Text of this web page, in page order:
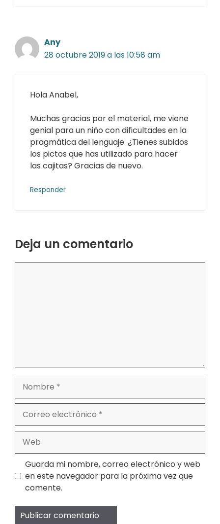
Any
28 octubre 2019 a las 10:58 am
Hola Anabel,
Muchas gracias por el material, me viene
genial para un niño con dificultades en la
pragmática del lenguaje. ¿Tienes subidos
los pictos que has utilizado para hacer
las cajitas? Gracias de nuevo.
Responder
Deja un comentario
electrónico
Guarda mi nombre, correo electrónico y web
en este navegador para la próxima vez que
comente.